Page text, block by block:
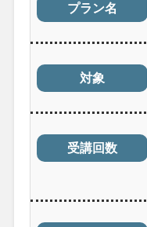
プラン名
対象
受講回数